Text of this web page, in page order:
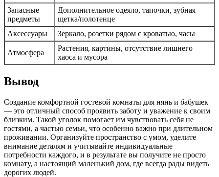
Запасные
предметы
Дополнительное одеяло, тапочки, зубная
щетка/полотенце
Аксессуары
Зеркало, розетки рядом с кроватью, часы
Атмосфера
Растения, картины, отсутствие лишнего
хаоса и мусора
Вывод
Создание комфортной гостевой комнаты для нянь и бабушек
— это отличный способ проявить заботу и уважение к своим
близким. Такой уголок помогает им чувствовать себя не
гостями, а частью семьи, что особенно важно при длительном
проживании. Организуйте пространство с умом, уделите
внимание деталям и учитывайте индивидуальные
потребности каждого, и в результате вы получите не просто
комнату, а настоящий маленький дом, где всегда рады видеть
дорогих людей.